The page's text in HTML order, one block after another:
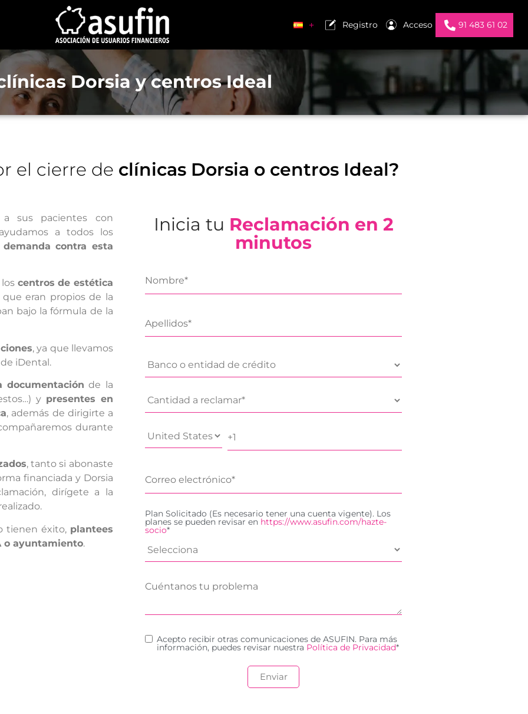
Registro Acceso 91 483 61 02
Dorsia y centros Ideal
el cierre de clínicas Dorsia o centros Ideal?
sus pacientes con
a todos los
demanda contra esta
centros de estética
eran propios de la
bajo la fórmula de la
, ya que llevamos
iDental.
documentación de la
y presentes en
, además de dirigirte a
durante
, tanto si abonaste
financiada y Dorsia
dirígete a la
tienen éxito, plantees
o ayuntamiento.
Inicia tu Reclamación en 2
minutos
Plan Solicitado (Es necesario tener una cuenta vigente). Los
planes se pueden revisar en https://www.asufin.com/hazte-
socio*
Acepto recibir otras comunicaciones de ASUFIN. Para más
información, puedes revisar nuestra Política de Privacidad*